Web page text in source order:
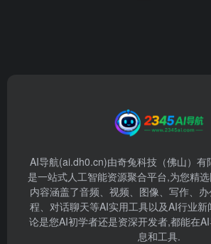
AI导航(ai.dh0.cn)由奇兔科技（佛山）有
是一站式人工智能资源聚合平台,为您精
内容涵盖了音频、视频、图像、写作、
程、对话聊天等AI实用工具以及AI行业
论是您AI初学者还是资深开发者,都能在
息和工具.